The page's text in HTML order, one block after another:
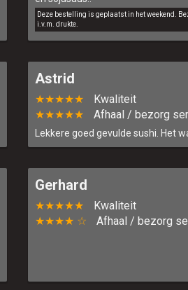
Deze bestelling is geplaatst in het weekend.
i.v.m. drukte.
Astrid
★★★★★
Kwaliteit
★★★★★
Afhaal / bezorg
Lekkere goed gevulde sushi. Het
Gerhard
★★★★★
Kwaliteit
★★★★ ☆
Afhaal / bezorg